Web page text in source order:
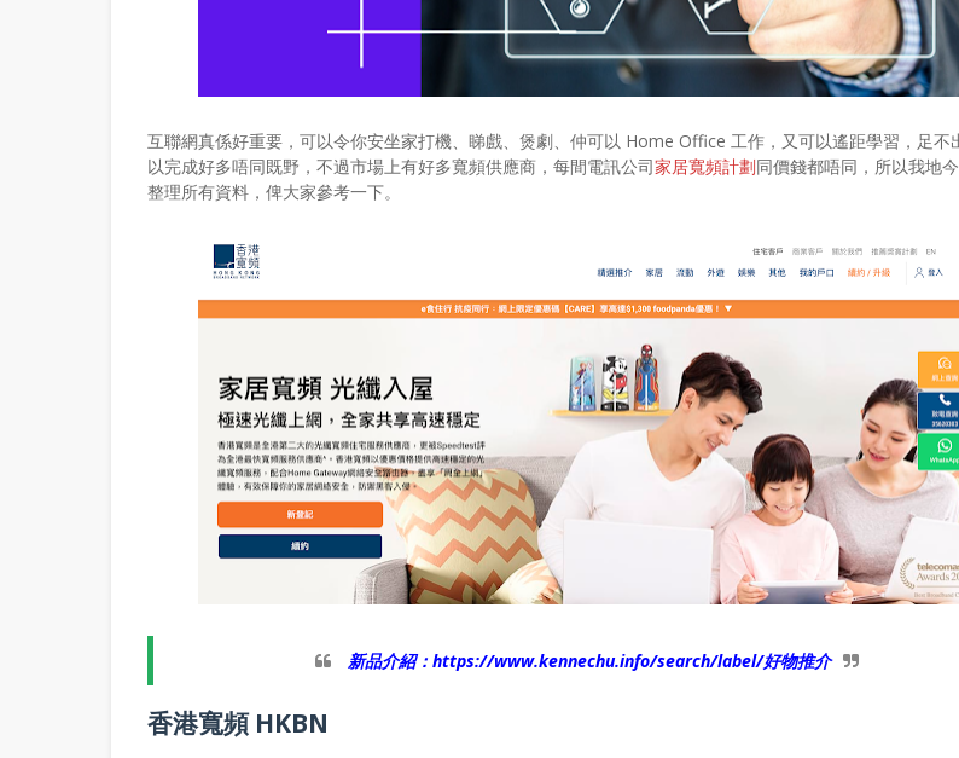
互聯網真係好重要，可以令你安坐家打機、睇戲、煲劇、仲可以 Home Office 工作，又可以遙距學習，足不
以完成好多唔同既野，不過市場上有好多寬頻供應商，每間電訊公司家居寬頻計劃同價錢都唔同，所以我地
整理所有資料，俾大家參考一下。
新品介紹：https://www.kennechu.info/search/label/好物推介
香港寬頻 HKBN